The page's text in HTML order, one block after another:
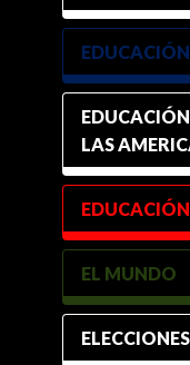
EDUCACIÓN
LAS
EL MUNDO